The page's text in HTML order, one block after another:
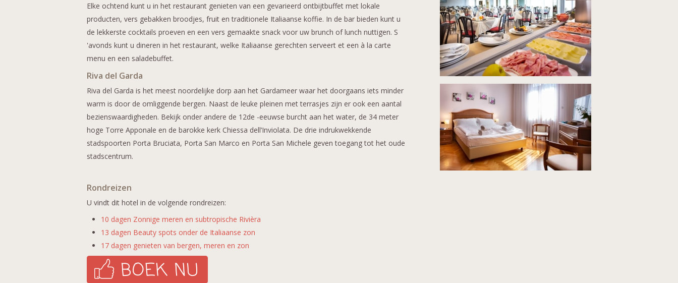
Elke ochtend kunt u in het restaurant genieten van een gevarieerd ontbijtbuffet met lokale
producten, vers gebakken broodjes, fruit en traditionele Italiaanse koffie. In de bar bieden kunt u
de lekkerste cocktails proeven en een vers gemaakte snack voor uw brunch of lunch nuttigen. S
'avonds kunt u dineren in het restaurant, welke Italiaanse gerechten serveert et een à la carte
menu en een saladebuffet.
Riva del Garda
Riva del Garda is het meest noordelijke dorp aan het Gardameer waar het doorgaans iets minder
warm is door de omliggende bergen. Naast de leuke pleinen met terrasjes zijn er ook een aantal
bezienswaardigheden. Bekijk onder andere de 12de -eeuwse burcht aan het water, de 34 meter
hoge Torre Apponale en de barokke kerk Chiessa dell’Inviolata. De drie indrukwekkende
stadspoorten Porta Bruciata, Porta San Marco en Porta San Michele geven toegang tot het oude
stadscentrum.
Rondreizen
U vindt dit hotel in de volgende rondreizen:
10 dagen Zonnige meren en subtropische Rivièra
13 dagen Beauty spots onder de Italiaanse zon
17 dagen genieten van bergen, meren en zon